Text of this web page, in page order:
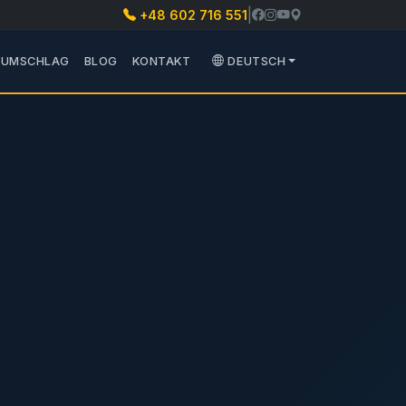
+48 602 716 551
PODMENU TRANSPORT
UMSCHLAG BLOG KONTAKT DEUTSCH